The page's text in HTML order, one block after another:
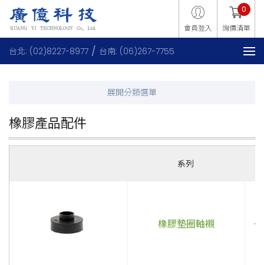
會員登入 詢價清單
0
台北: (02)8227-8977 台南: (06)267-7755
橡膠產品配件
系列
橡膠墊圈軸襯